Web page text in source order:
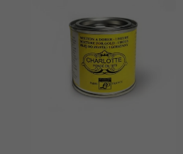
Konieczne
Te pliki cookie
opcjonalne. Są
one potrzebne